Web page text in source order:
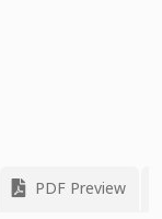
PDF Preview